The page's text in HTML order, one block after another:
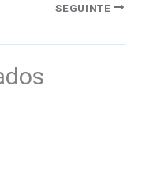
SEGUINTE